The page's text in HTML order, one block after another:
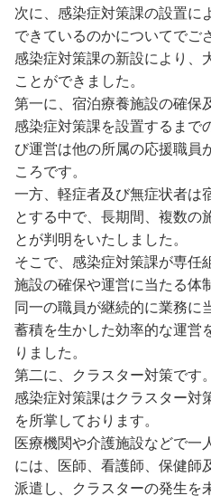
次に、感染症対策課の設置に
できているのかについてでご
感染症対策課の新設により、
ことができました。
第一に、宿泊療養施設の確保
感染症対策課を設置するまで
び運営は他の所属の応援職員
ころです。
一方、軽症者及び無症状者は
とする中で、長期間、複数の
とが判明をいたしました。
そこで、感染症対策課が専任
施設の確保や運営に当たる体
同一の職員が継続的に業務に
蓄積を生かした効率的な運営
りました。
第二に、クラスター対策です。
感染症対策課はクラスター対
を所掌しております。
医療機関や介護施設などで一
には、医師、看護師、保健師
派遣し、クラスターの発生を